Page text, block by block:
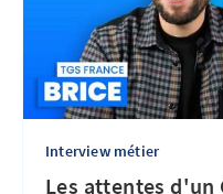
Interview métier
Les attentes d'un